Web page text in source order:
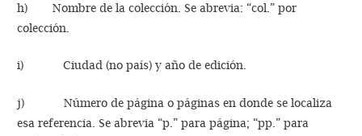
h) Nombre de la colección. Se abrevia: “col.” por
colección.
i) Ciudad (no país) y año de edición.
j) Número de página o páginas en donde se localiza
esa referencia. Se abrevia “p.” para página; “pp.” para